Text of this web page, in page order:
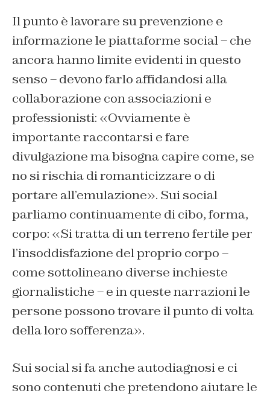
Il punto è lavorare su prevenzione e
informazione le piattaforme social – che
ancora hanno limite evidenti in questo
senso – devono farlo affidandosi alla
collaborazione con associazioni e
professionisti: «Ovviamente è
importante raccontarsi e fare
divulgazione ma bisogna capire come, se
no si rischia di romanticizzare o di
portare all’emulazione». Sui social
parliamo continuamente di cibo, forma,
corpo: «Si tratta di un terreno fertile per
l’insoddisfazione del proprio corpo –
come sottolineano diverse inchieste
giornalistiche – e in queste narrazioni le
persone possono trovare il punto di volta
della loro sofferenza».
Sui social si fa anche autodiagnosi e ci
sono contenuti che pretendono aiutare le